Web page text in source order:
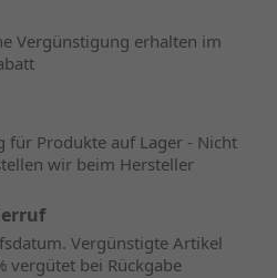
Vergünstigung erhalten im
für Produkte auf Lager - Nicht
wir beim Hersteller
Vergünstigte Artikel
vergütet bei Rückgabe